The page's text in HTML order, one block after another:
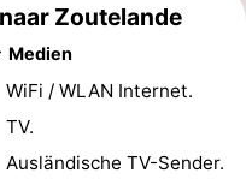
Zoutelande
Medien
WiFi / WLAN Internet.
TV.
Ausländische TV-Sender.